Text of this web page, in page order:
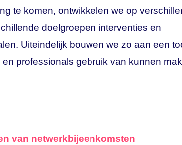
te komen, ontwikkelen we op
doelgroepen interventies en
Uiteindelijk bouwen we zo aan een
professionals gebruik van kunnen
van netwerkbijeenkomsten